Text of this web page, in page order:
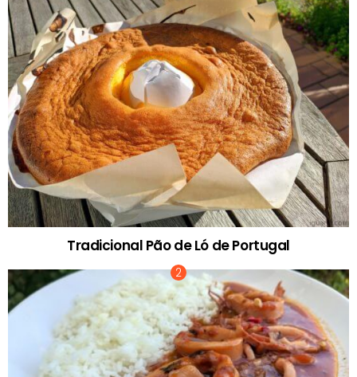
Tradicional Pão de Ló de Portugal